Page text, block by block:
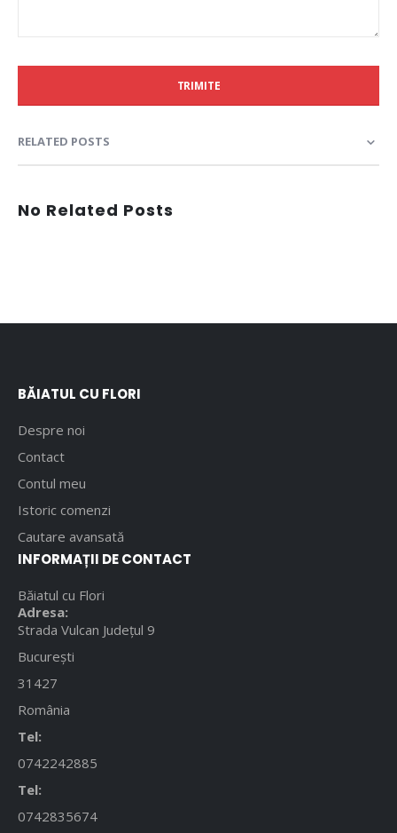
TRIMITE
RELATED POSTS
No Related Posts
BĂIATUL CU FLORI
Despre noi
Contact
Contul meu
Istoric comenzi
Cautare avansată
INFORMAȚII DE CONTACT
Băiatul cu Flori
Adresa:
Strada Vulcan Județul 9
București
31427
România
Tel:
0742242885
Tel:
0742835674